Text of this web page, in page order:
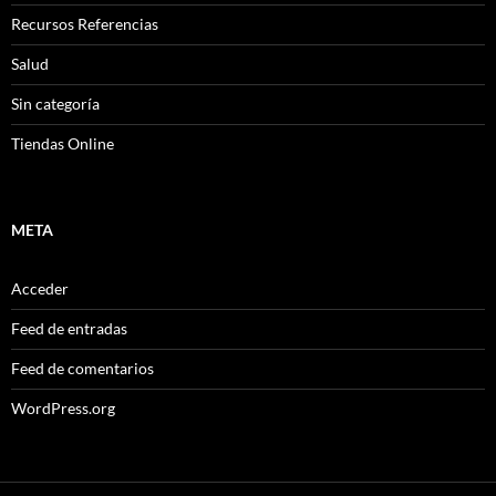
Recursos Referencias
Salud
Sin categoría
Tiendas Online
META
Acceder
Feed de entradas
Feed de comentarios
WordPress.org